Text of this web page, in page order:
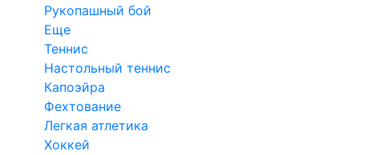
Рукопашный бой
Еще
Теннис
Настольный теннис
Капоэйра
Фехтование
Легкая атлетика
Хоккей